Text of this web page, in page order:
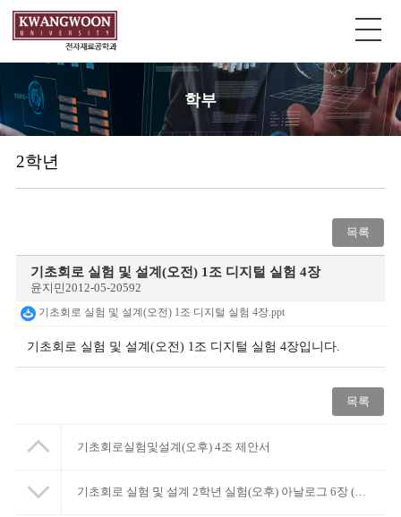
학부
2학년
목록
기초회로 실험 및 설계(오전) 1조 디지털 실험 4장
윤지민2012-05-20592
기초회로 실험 및 설계(오전) 1조 디지털 실험 4장.ppt
기초회로 실험 및 설계(오전) 1조 디지털 실험 4장입니다.
목록
기초회로실험및설계(오후) 4조 제안서
기초회로 실험 및 설계 2학년 실험(오후) 아날로그 6장 (7조).ppt